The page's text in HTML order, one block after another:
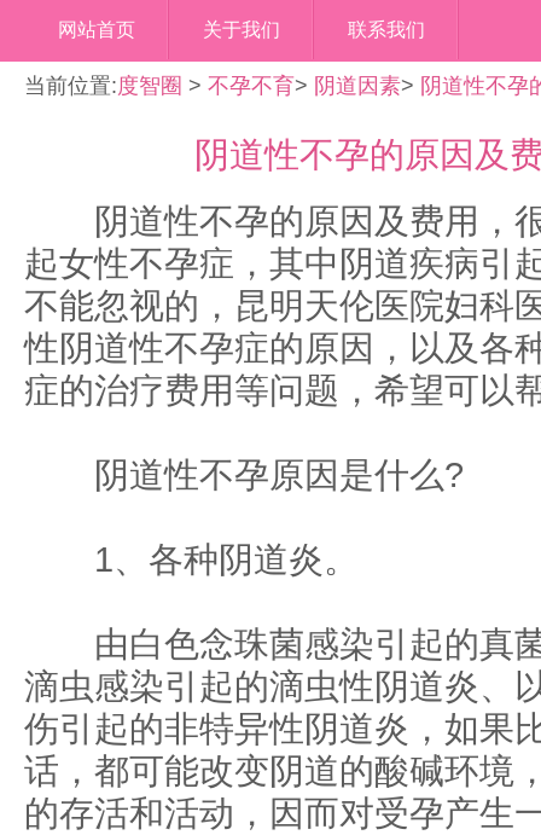
网站首页 关于我们 联系我们
当前位置:度智圈 > 不孕不育> 阴道因素> 阴道性不孕
阴道性不孕的原因及
阴道性不孕的原因及费用，
起女性不孕症，其中阴道疾病引
不能忽视的，昆明天伦医院妇科
性阴道性不孕症的原因，以及各
症的治疗费用等问题，希望可以
阴道性不孕原因是什么?
1、各种阴道炎。
由白色念珠菌感染引起的真
滴虫感染引起的滴虫性阴道炎、
伤引起的非特异性阴道炎，如果
话，都可能改变阴道的酸碱环境
的存活和活动，因而对受孕产生